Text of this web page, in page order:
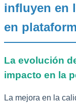
influyen en
en
La evolución
impacto en la
La mejora en la